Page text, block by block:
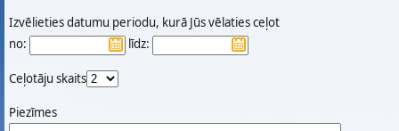
Izvēlieties datumu periodu, kurā Jūs vēlaties ceļot
no:
līdz:
Ceļotāju skaits
Piezīmes